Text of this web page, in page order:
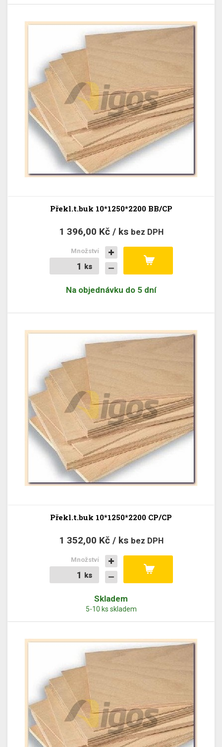
Překl.t.buk 10*1250*2200 BB/CP
1 396,00 Kč / ks bez DPH
ks
ks
Množství
Na objednávku do 5 dní
Překl.t.buk 10*1250*2200 CP/CP
1 352,00 Kč / ks bez DPH
ks
ks
Množství
Skladem
5-10 ks skladem